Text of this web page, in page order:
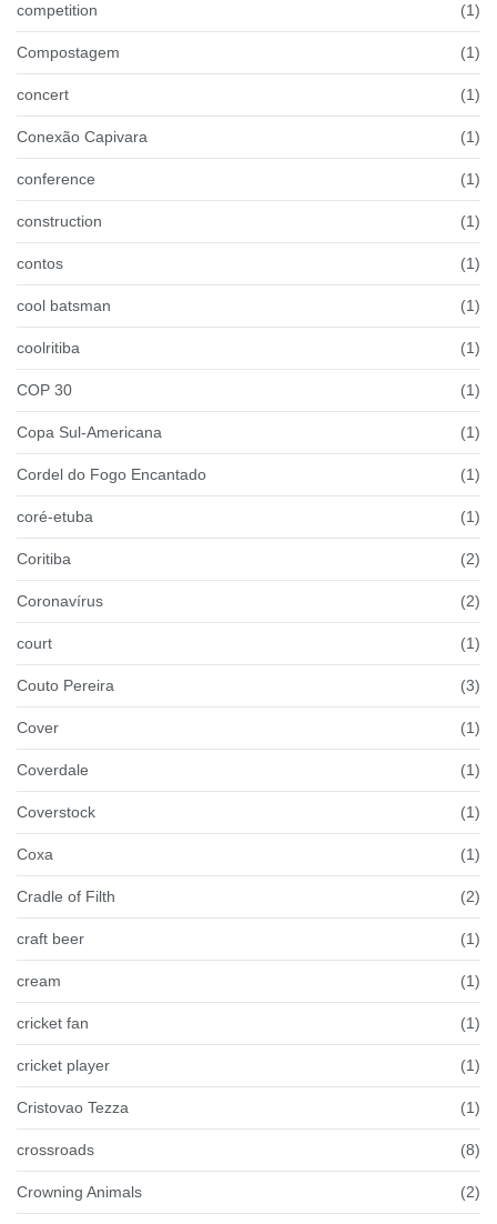
competition (1)
Compostagem (1)
concert (1)
Conexão Capivara (1)
conference (1)
construction (1)
contos (1)
cool batsman (1)
coolritiba (1)
COP 30 (1)
Copa Sul-Americana (1)
Cordel do Fogo Encantado (1)
coré-etuba (1)
Coritiba (2)
Coronavírus (2)
court (1)
Couto Pereira (3)
Cover (1)
Coverdale (1)
Coverstock (1)
Coxa (1)
Cradle of Filth (2)
craft beer (1)
cream (1)
cricket fan (1)
cricket player (1)
Cristovao Tezza (1)
crossroads (8)
Crowning Animals (2)